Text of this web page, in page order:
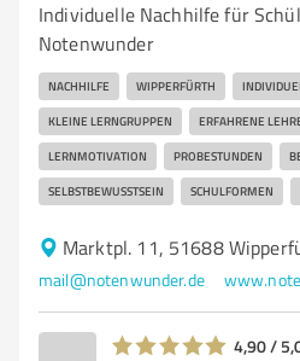
Individuelle Nachhilfe für
Notenwunder
NACHHILFE WIPPERFÜRTH
KLEINE LERNGRUPPEN ERFAHRENE
LERNMOTIVATION PROBESTUNDEN
SELBSTBEWUSSTSEIN SCHULFORMEN
Marktpl. 11, 51688
mail@notenwunder.de
4,90 /